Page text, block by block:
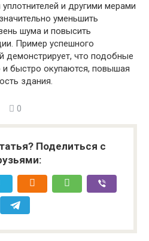
и другими мерами
уменьшить
шума и повысить
Пример успешного
демонстрирует, что подобные
быстро окупаются, повышая
здания.
0
Поделиться с